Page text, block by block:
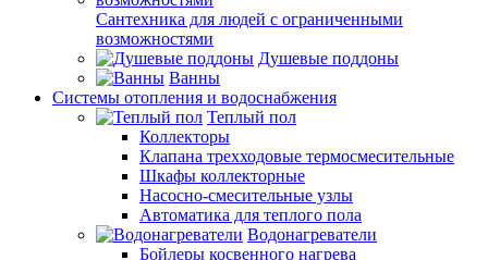
Сантехника для людей с ограниченными
возможностями
Душевые поддоны
Ванны
Системы отопления и водоснабжения
Теплый пол
Коллекторы
Клапана трехходовые термосмесительные
Шкафы коллекторные
Насосно-смесительные узлы
Автоматика для теплого пола
Водонагреватели
Бойлеры косвенного нагрева